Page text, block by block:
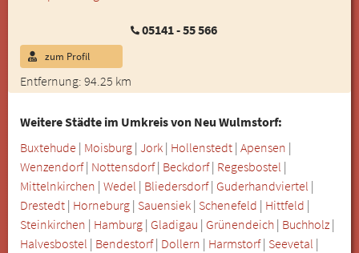
05141 - 55 566
Entfernung: 94.25 km
zum Profil
Weitere Städte im Umkreis von Neu Wulmstorf:
Buxtehude | Moisburg | Jork | Hollenstedt | Apensen |
Wenzendorf| Nottensdorf| Beckdorf| Regesbostel |
Mittelnkirchen | Wedel | Bliedersdorf| Guderhandviertel |
Drestedt | Horneburg | Sauensiek | Schenefeld | Hittfeld |
Steinkirchen | Hamburg | Gladigau | Grünendeich | Buchholz |
Halvesbostel | Bendestorf| Dollern | Harmstorf| Seevetal |